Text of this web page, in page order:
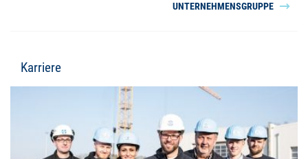
UNTERNEHMENSGRUPPE
Karriere